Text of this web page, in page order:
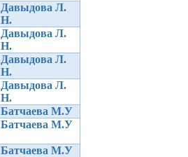
Давыдова Л.
Н.
Давыдова Л.
Н.
Давыдова Л.
Н.
Давыдова Л.
Н.
Батчаева М.У
Батчаева М.У
Батчаева М.У